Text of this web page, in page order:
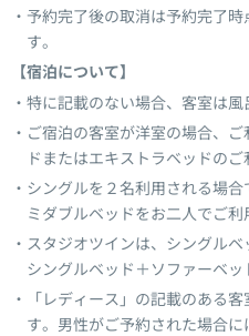
予約完了後の取消は予約完了
す。
【宿泊について】
特に記載のない場合、客室は風
ご宿泊の客室が洋室の場合、
ドまたはエキストラベッドのご
シングルを２名利用される場
ミダブルベッドをお二人でご利
スタジオツインは、シングル
シングルベッド＋ソファーベッ
「レディース」の記載のある
す。男性がご予約された場合